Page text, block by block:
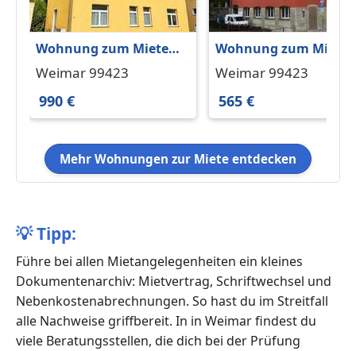
Wohnung zum Mieten
in Weimar 990 € 84 m²
Weimar 99423
990 €
Wohnung zum Mieten
in Weimar 565 € 41.5
Weimar 99423
565 €
Mehr Wohnungen zur Miete entdecken
💡Tipp:
Führe bei allen Mietangelegenheiten ein kleines
Dokumentenarchiv: Mietvertrag, Schriftwechsel und
Nebenkostenabrechnungen. So hast du im Streitfall
alle Nachweise griffbereit. In in Weimar findest du
viele Beratungsstellen, die dich bei der Prüfung